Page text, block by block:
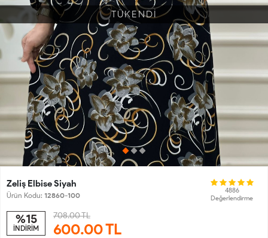
TÜKENDİ
Zeliş Elbise Siyah
Ürün Kodu: 12860-100
4886
Değerlendirme
%15
İNDİRİM
708.00 TL
600.00TL